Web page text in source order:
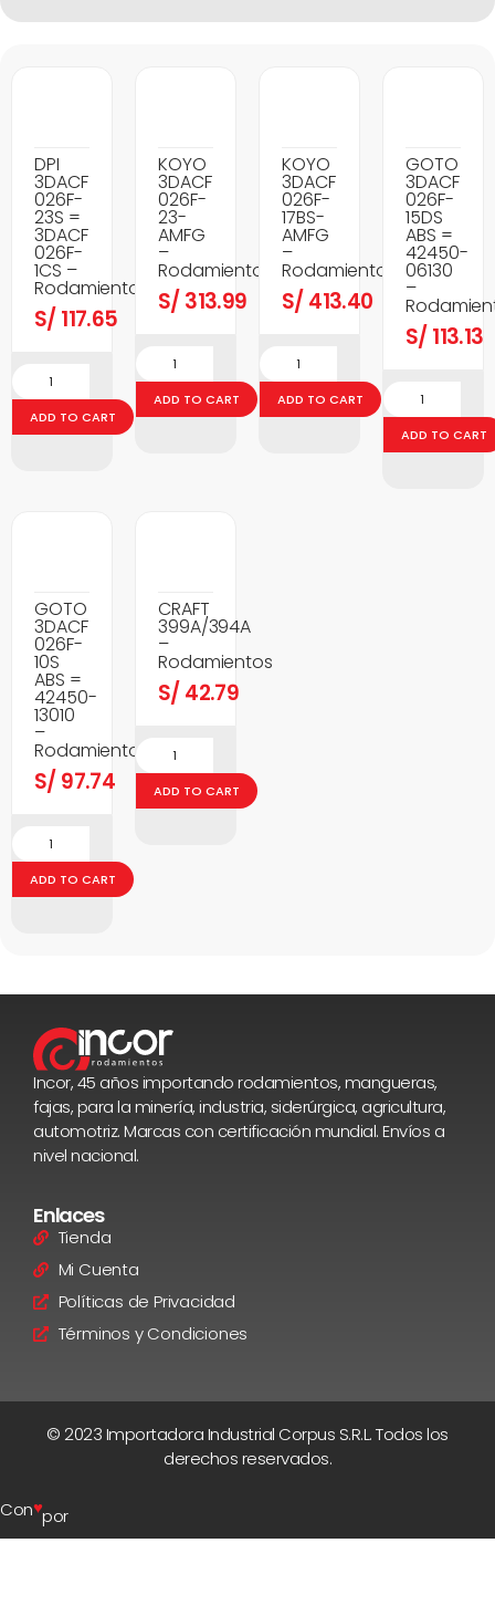
DPI
3DACF
026F-
23S =
3DACF
026F-
1CS –
Rodamientos
S/ 117.65
ADD TO CART
KOYO
3DACF
026F-
23-
AMFG
–
Rodamientos
S/ 313.99
ADD TO CART
KOYO
3DACF
026F-
17BS-
AMFG
–
Rodamientos
S/ 413.40
ADD TO CART
GOTO
3DACF
026F-
15DS
ABS =
42450-
06130
–
S/ 113.13
ADD TO CART
GOTO
3DACF
026F-
10S
ABS =
42450-
13010
–
Rodamientos
S/ 97.74
ADD TO CART
CRAFT
399A/394A
–
Rodamientos
S/ 42.79
ADD TO CART
Incor, 45 años importando rodamientos, mangueras,
fajas, para la minería, industria, siderúrgica, agricultura,
automotriz. Marcas con certificación mundial. Envíos a
nivel nacional.
Enlaces
Tienda
Mi Cuenta
Políticas de Privacidad
Términos y Condiciones
© 2023 Importadora Industrial Corpus S.R.L. Todos los
derechos reservados.
Con♥por